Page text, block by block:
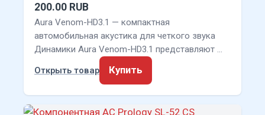
200.00 RUB
Aura Venom-HD3.1 — компактная
автомобильная акустика для четкого звука
Динамики Aura Venom-HD3.1 представляют …
Открыть товар
Купить